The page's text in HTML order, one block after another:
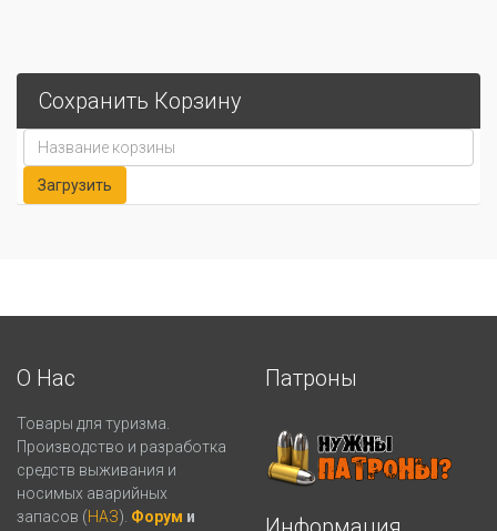
Сохранить Корзину
О Нас
Товары для туризма.
Производство и разработка
средств выживания и
носимых аварийных
запасов (НАЗ). Форум и
Патроны